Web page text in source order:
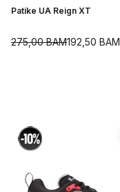
Patike UA Reign XT
192,50 BAM
275,00BAM